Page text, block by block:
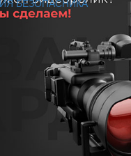
БЕЗОПАСНИКА